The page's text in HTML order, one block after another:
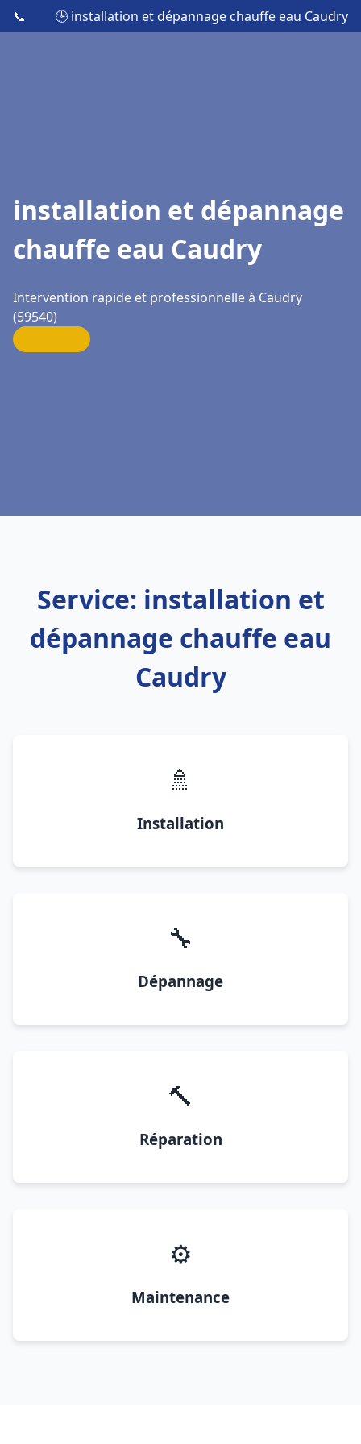
📞 🕒 installation et dépannage chauffe eau Caudry
installation et dépannage
chauffe eau Caudry
Intervention rapide et professionnelle à Caudry
(59540)
Service: installation et
dépannage chauffe eau
Caudry
🚿
Installation
🔧
Dépannage
🔨
Réparation
⚙️
Maintenance